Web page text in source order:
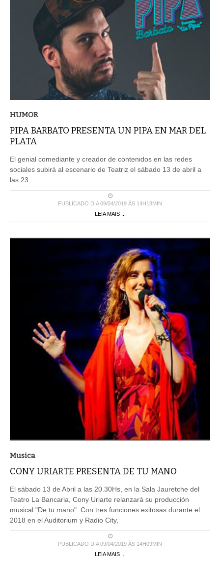
HUMOR
PIPA BARBATO PRESENTA UN PIPA EN MAR DEL
PLATA
El genial comediante y creador de contenidos en las redes
sociales subirá al escenario de Teatriz el sábado 13 de abril a
las 23.
PUBLICADO DIA 09/04/2019 ÀS 14H18MIN
LEIA MAIS ...
Musica
CONY URIARTE PRESENTA DE TU MANO
El sábado 13 de Abril a las 20.30Hs, en la Sala Jauretche del
Teatro La Bancaria, Cony Uriarte relanzará su producción
musical "De tu mano". Con tres funciones exitosas durante el
2018 en el Auditorium y Radio City,
PUBLICADO DIA 09/04/2019 ÀS 14H09MIN
LEIA MAIS ...